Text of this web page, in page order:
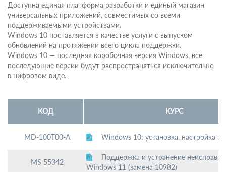
Доступна единая платформа разработки и единый магазин
универсальных приложений, совместимых со всеми
поддерживаемыми устройствами.
Windows 10 поставляется в качестве услуги с выпуском
обновлений на протяжении всего цикла поддержки.
Windows 10 — последняя коробочная версия Windows, все
последующие версии будут распространяться исключительно
в цифровом виде.
КОД КУРС
MD-100T00-A Windows 10: установка, настройка и
MS 55342
Поддержка и устранение
Windows 11 (замена 10982)